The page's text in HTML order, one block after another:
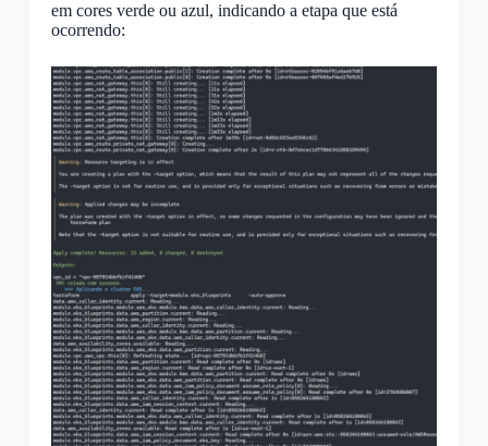
em cores verde ou azul, indicando a etapa que está
ocorrendo: